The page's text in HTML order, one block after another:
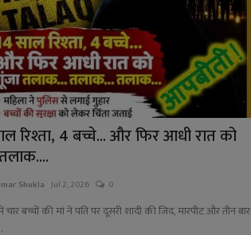
रिश्ता, 4 बच्चे... और फिर आधी रात को
Shukla Jul 2, 2026 0
बच्चों की मां ने पति पर दूसरी शादी की जिद, मारपीट और तीन बार